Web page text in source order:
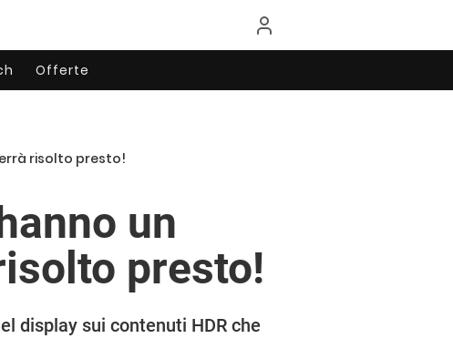
Offerte
risolto presto!
un
presto!
display sui contenuti HDR che